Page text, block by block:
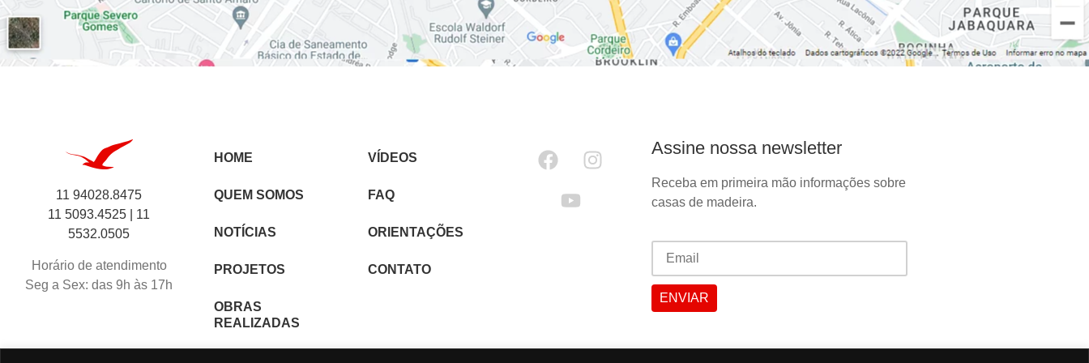
11 94028.8475
11 5093.4525 | 11
5532.0505
Horário de atendimento
Seg a Sex: das 9h às 17h
HOME
QUEM SOMOS
NOTÍCIAS
PROJETOS
OBRAS
REALIZADAS
VÍDEOS
FAQ
ORIENTAÇÕES
CONTATO
Assine nossa newsletter
Receba em primeira mão informações sobre
casas de madeira.